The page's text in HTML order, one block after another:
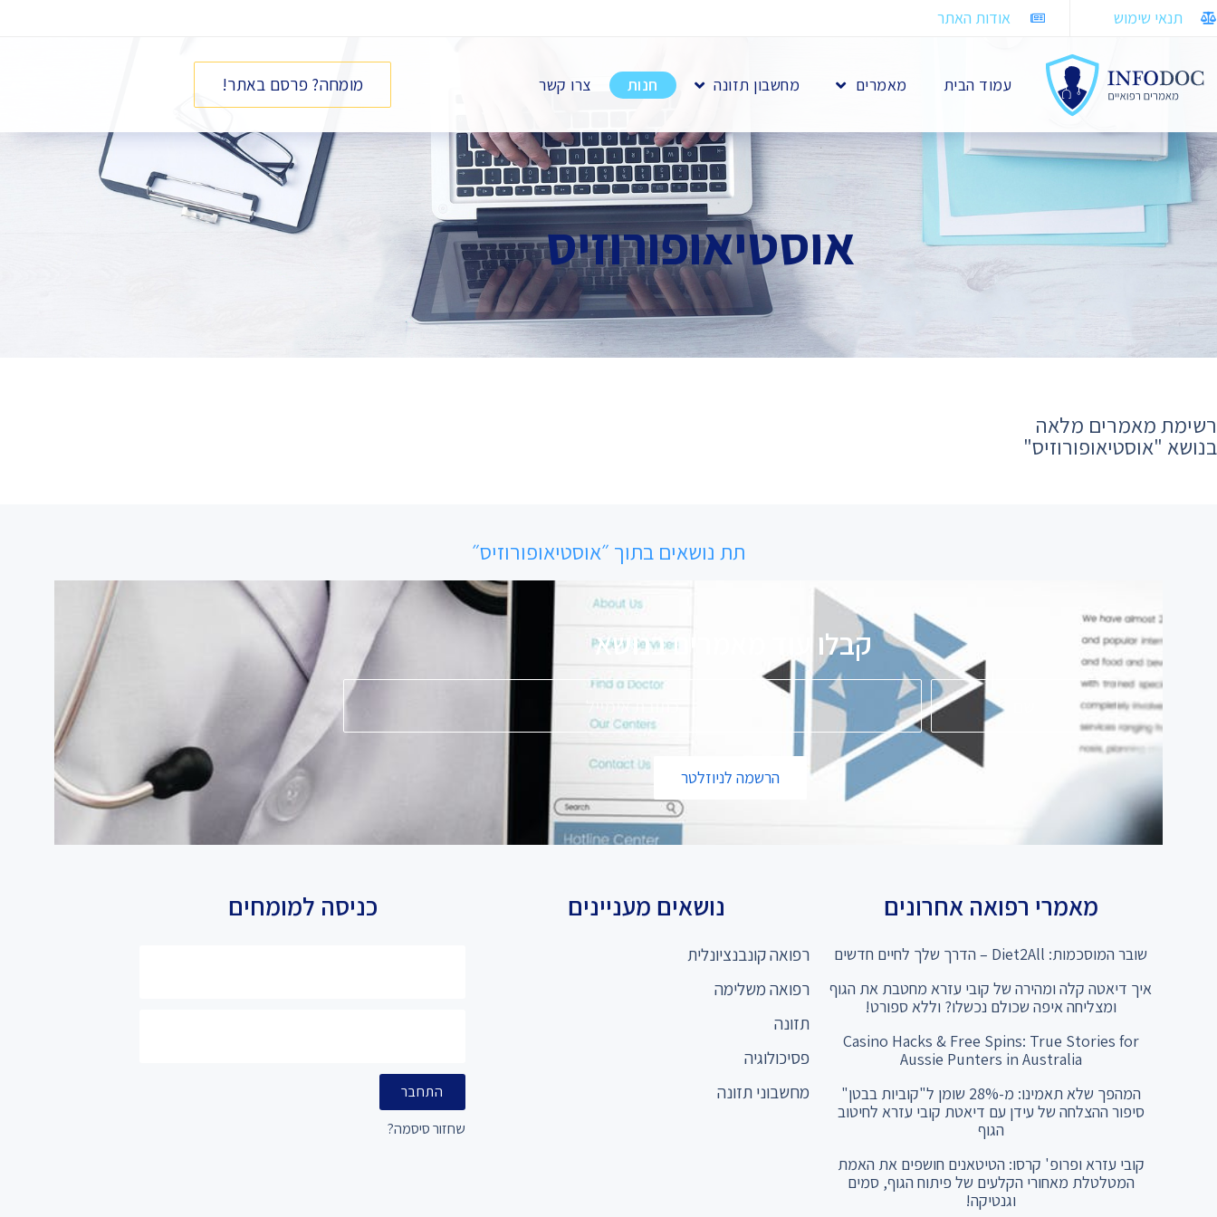
תנאי שימוש אודות האתר
עמוד הבית מאמרים מחשבון תזונה חנות צרו קשר מומחה? פרסם באתר!
אוסטיאופורוזיס
רשימת מאמרים מלאה
בנושא ​"אוסטיאופורוזיס"
תת נושאים בתוך ״אוסטיאופורוזיס״
קבלו עוד מאמרים בנושאפס
הרשמה לניוזלטר
מאמרי רפואה אחרונים
שובר המוסכמות: Diet2All – הדרך שלך לחיים חדשים
איך דיאטה קלה ומהירה של קובי עזרא מחטבת את הגוף
ומצליחה איפה שכולם נכשלו? וללא ספורט!
Casino Hacks & Free Spins: True Stories for
Aussie Punters in Australia
המהפך שלא תאמינו: מ-28% שומן ל"קוביות בבטן"
סיפור ההצלחה של עידן עם דיאטת קובי עזרא לחיטוב
הגוף
קובי עזרא ופרופ' קרסו: הטיטאנים חושפים את האמת
המטלטלת מאחורי הקלעים של פיתוח הגוף, סמים
וגנטיקה!
נושאים מעניינים
רפואה קונבנציונלית
רפואה משלימה
תזונה
פסיכולוגיה
מחשבוני תזונה
כניסה למומחים
התחבר
שחזור סיסמה?